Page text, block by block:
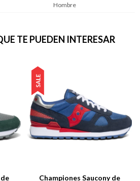
Hombre
TE PUEDEN INTERESAR
Championes Saucony de